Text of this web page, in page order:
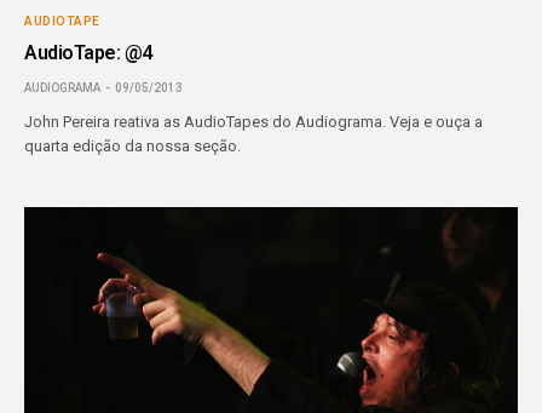
AUDIOTAPE
AudioTape: @4
AUDIOGRAMA 09/05/2013
John Pereira reativa as AudioTapes do Audiograma. Veja e ouça a
quarta edição da nossa seção.